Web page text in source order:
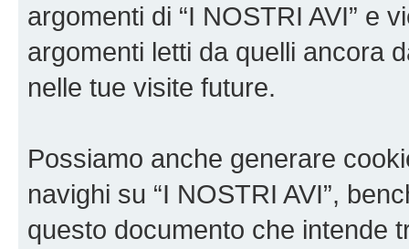
argomenti di “I NOSTRI AVI” e
argomenti letti da quelli ancora
nelle tue visite future.
Possiamo anche generare
navighi su “I NOSTRI AVI”,
questo documento che intende